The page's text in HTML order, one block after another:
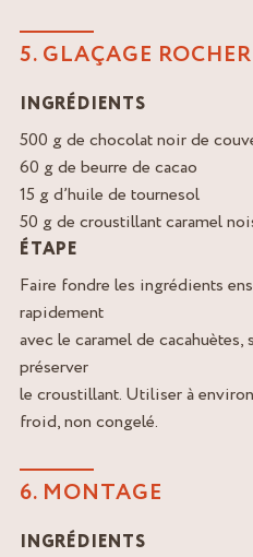
5. GLAÇAGE
INGRÉDIENTS
500 g de chocolat noir de
60 g de beurre de cacao
15 g d’huile de tournesol
50 g de croustillant caramel
ÉTAPE
Faire fondre les ingrédients
rapidement
avec le caramel de
préserver
le croustillant. Utiliser à
froid, non congelé.
6. MONTAGE
INGRÉDIENTS